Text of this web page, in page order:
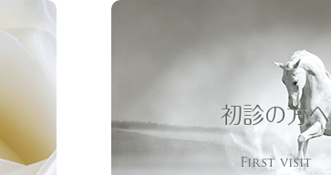
初診の方へ
First visit